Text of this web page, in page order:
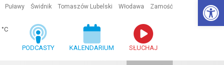
Puławy Świdnik Tomaszów Lubelski Włodawa Zamość
°C
PODCASTY KALENDARIUM SŁUCHAJ